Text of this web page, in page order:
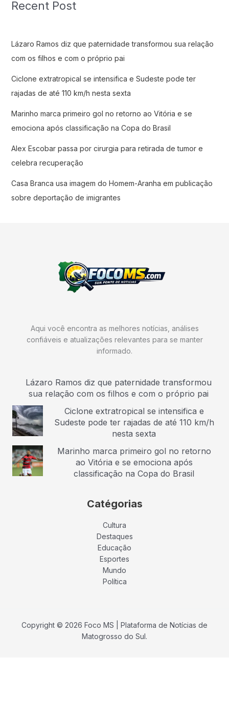
Recent Post
Lázaro Ramos diz que paternidade transformou sua relação
com os filhos e com o próprio pai
Ciclone extratropical se intensifica e Sudeste pode ter
rajadas de até 110 km/h nesta sexta
Marinho marca primeiro gol no retorno ao Vitória e se
emociona após classificação na Copa do Brasil
Alex Escobar passa por cirurgia para retirada de tumor e
celebra recuperação
Casa Branca usa imagem do Homem-Aranha em publicação
sobre deportação de imigrantes
Aqui você encontra as melhores notícias, análises
confiáveis e atualizações relevantes para se manter
informado.
Lázaro Ramos diz que paternidade transformou
sua relação com os filhos e com o próprio pai
Ciclone extratropical se intensifica e
Sudeste pode ter rajadas de até 110 km/h
nesta sexta
Marinho marca primeiro gol no retorno
ao Vitória e se emociona após
classificação na Copa do Brasil
Catégorias
Cultura
Destaques
Educação
Esportes
Mundo
Política
Copyright © 2026 Foco MS | Plataforma de Notícias de
Matogrosso do Sul.